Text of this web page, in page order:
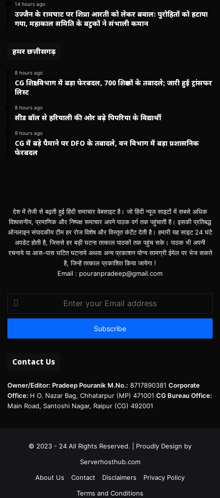
14 hours ago
उज्जैन के रामघाट पर शिप्रा आरती को लेकर बवाल: पुरोहितों को हटाया
गया, महाकाल समिति के बटुकों ने संभाली कमान
हमर छत्तीसगढ़
8 hours ago
CG शिक्षा विभाग में बड़ा फेरबदल, 700 शिक्षकों के तबादले; जारी हुई ट्रांसफर
लिस्ट
8 hours ago
सीड बॉल से हरियाली की ओर बढ़े पिपरिया के विद्यार्थी
9 hours ago
CG में बड़े पैमाने पर DFO के तबादले, वन विभाग में बड़ा प्रशासनिक
फेरबदल
देश में तेजी से बढ़ती हुई हिंदी समाचार वेबसाइट है। जो हिंदी न्यूज साइटों में सबसे अधिक
विश्वसनीय, प्रमाणिक और निष्पक्ष समाचार अपने पाठक वर्ग तक पहुंचाती है। इसकी प्रतिबद्ध
ऑनलाइन संपादकीय टीम हर रोज विशेष और विस्तृत कंटेंट देती है। हमारी यह साइट 24 घंटे
अपडेट होती है, जिससे हर बड़ी घटना तत्काल पाठकों तक पहुंच सके। पाठक भी अपनी
रचनाये या आस-पास घटित घटनाये अथवा अन्य प्रकाशन योग्य सामग्री ईमेल पर भेज सकते
है, जिन्हें तत्काल प्रकाशित किया जायेगा !
Email : pouranpradeep@gmail.com
your
Email
Contact Us
Owner/Editor: Pradeep Pouranik M.No.: 8717890381 Corporate
Office: H O. Nazar Bag, Chhatarpur (MP) 471001 CG Bureau Office:
Main Road, Santoshi Nagar, Raipur (CG) 492001
© 2023 - 24 All Rights Reserved. | Proudly Design by
Serverhosthub.com
About Us
Contact Disclaimers
Privacy Policy
Terms and Conditions